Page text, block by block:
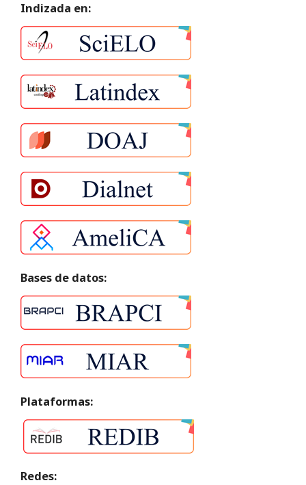
Indizada en:
Bases de datos:
Plataformas:
Redes: